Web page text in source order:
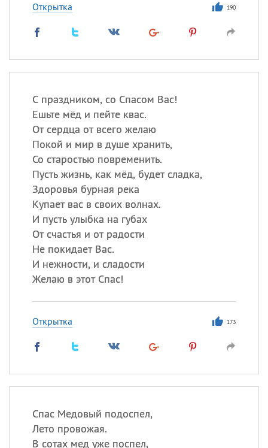
Открытка 190
С праздником, со Спасом Вас!
Ешьте мёд и пейте квас.
От сердца от всего желаю
Покой и мир в душе хранить,
Со старостью повременить.
Пусть жизнь, как мёд, будет сладка,
Здоровья бурная река
Купает вас в своих волнах.
И пусть улыбка на губах
От счастья и от радости
Не покидает Вас.
И нежности, и сладости
Желаю в этот Спас!
Открытка 173
Спас Медовый подоспел,
Лето провожая.
В сотах мед уже поспел,